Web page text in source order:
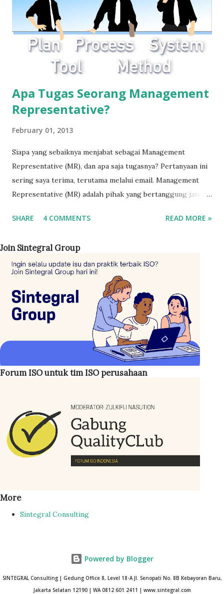
Apa Tugas Seorang Management
Representative?
February 01, 2013
Siapa yang sebaiknya menjabat sebagai Management
Representative (MR), dan apa saja tugasnya? Pertanyaan ini
sering saya terima, terutama melalui email. Management
Representative (MR) adalah pihak yang bertanggung jawab
9001 di perusahaan. Perannya adalah mengoordinasikan
dengan persyaratan standar. Standar ISO 9001 sendiri tidak
menetapkan kriteria khusus mengenai siapa yang harus
menjabat sebagai MR. Namun, disarankan posisi ini
dipegang oleh personel dengan jabatan cukup tinggi,
seperti General Manager (GM) . Jika hal tersebut tidak
memungkinkan, manajemen setidaknya menunjuk seseorang
pada level manajer . Hal ini penting karena MR berperan
sebagai koordinator sekaligus penggerak implementasi
sistem mutu di perusahaan. ISO 45001:2018 Bahasa
Indonesia Adapun tugas-tugas Management Representative
ditetapkan, diterapkan, d...
SHARE 4 COMMENTS READ MORE »
Join Sintegral Group
Forum ISO untuk tim ISO perusahaan
More
Sintegral Consulting
Powered by Blogger
SINTEGRAL Consulting | Gedung Office 8, Level 18-A Jl. Senopati No. 8B Kebayoran Baru,
Jakarta Selatan 12190 | WA 0812 601 2411 | www.sintegral.com